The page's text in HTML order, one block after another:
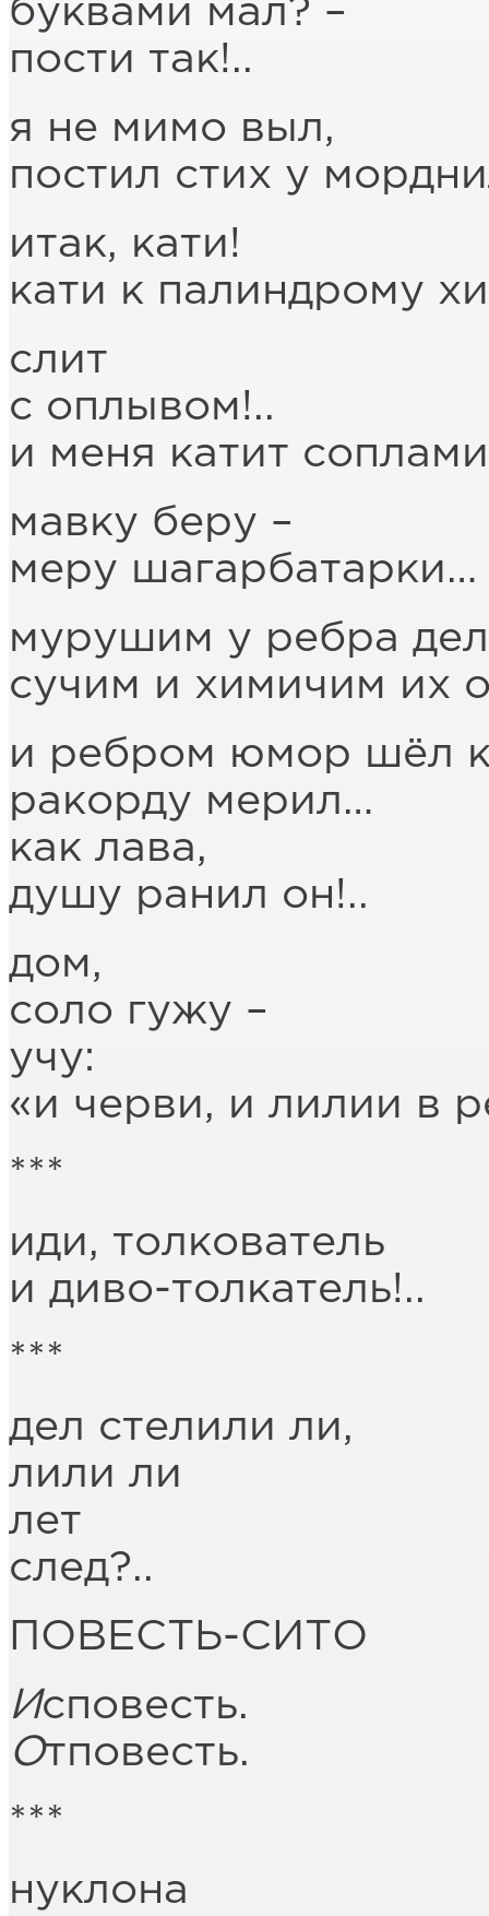
буквами мал? –
пости так!..
я не мимо выл,
постил стих у
итак, кати!
кати к палиндрому
слит
с оплывом!..
и меня катит
мавку беру –
меру шагарбатарки…
мурушим у ребра
сучим и химичим их
и ребром юмор шёл
ракорду мерил…
как лава,
душу ранил он!..
дом,
соло гужу –
учу:
«и черви, и лилии в
***
иди, толкователь
и диво-толкатель!..
***
дел стелили ли,
лили ли
лет
след?..
ПОВЕСТЬ-СИТО
Исповесть.
Отповесть.
***
нуклона